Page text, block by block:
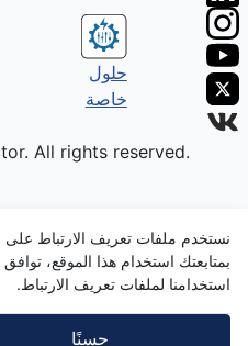
حلول
خاصة
All rights reserved.
نستخدم ملفات تعريف الارتباط على
بمتابعتك استخدام هذا الموقع،
استخدامنا لملفات تعريف الارتباط.
حسنًا